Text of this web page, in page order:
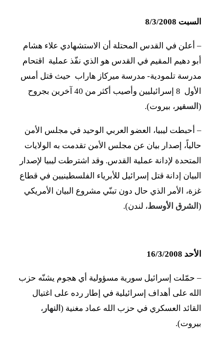
السبت 8/3/2008
– أعلن في القدس المحتلة أن الاستشهادي علاء هشام
أبو دهيم المقيم في القدس هو الذي نفّذ عملية اقتحام
مدرسة تلمودية- مدرسة ميركاز هاراب حيث قتل أمس
الأول 8 إسرائيليين وأصيب أكثر من 40 آخرين بجروح
( السفير ، بيروت).
– أحبطت ليبيا، العضو العربي الوحيد في مجلس الأمن
حالياً، إصدار بيان عن مجلس الأمن تقدمت به الولايات
المتحدة لإدانة عملية القدس. وقد اشترطت ليبيا لإصدار
البيان إدانة قتل إسرائيل للأبرياء الفلسطينيين في قطاع
غزة، الأمر الذي حال دون تبنّي مشروع البيان الأمريكي
( الشرق الأوسط، لندن).
الأحد 16/3/2008
– حمّلت إسرائيل سورية مسؤولية أي هجوم يشنّه حزب
الله على أهداف إسرائيلية في إطار رده على اغتيال
القائد العسكري في حزب الله عماد مغنية ( النهار ،
بيروت).